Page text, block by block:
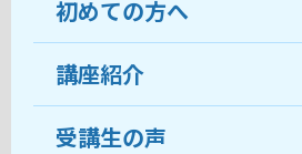
教室について
受講生の声
おすすめ・人気の講座
初めての方へ
ココがおすすめ
料金
講座紹介
受講生の声